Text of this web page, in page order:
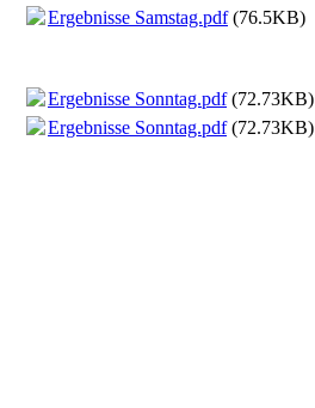
Ergebnisse Samstag.pdf(76.5KB)
Ergebnisse Sonntag.pdf(72.73KB)
Ergebnisse Sonntag.pdf(72.73KB)